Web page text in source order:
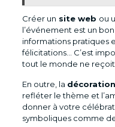
Créer un site web ou
l’événement est un
informations pratiques
félicitations… C’est
tout le monde ne reçoit
En outre, la
refléter le thème et
donner à votre
symboliques comme